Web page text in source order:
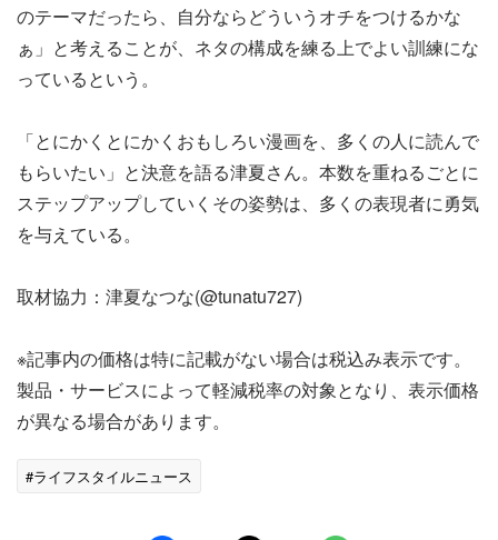
のテーマだったら、自分ならどういうオチをつけるかな
ぁ」と考えることが、ネタの構成を練る上でよい訓練にな
っているという。
「とにかくとにかくおもしろい漫画を、多くの人に読んで
もらいたい」と決意を語る津夏さん。本数を重ねるごとに
ステップアップしていくその姿勢は、多くの表現者に勇気
を与えている。
取材協力：津夏なつな(@tunatu727)
※記事内の価格は特に記載がない場合は税込み表示です。
製品・サービスによって軽減税率の対象となり、表示価格
が異なる場合があります。
#ライフスタイルニュース